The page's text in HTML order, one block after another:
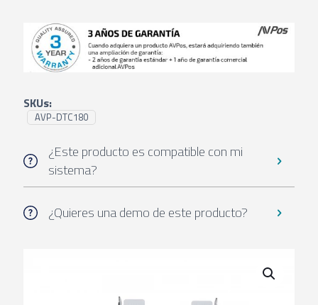
SKUs:
AVP-DTC180
¿Este producto es compatible con mi
sistema?
¿Quieres una demo de este producto?